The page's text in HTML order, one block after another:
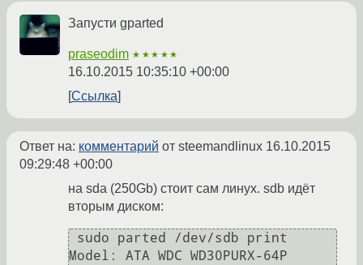
Запусти gparted
praseodim ★★★★★
16.10.2015 10:35:10 +00:00
Ссылка
Ответ на: комментарий от steemandlinux 16.10.2015
09:29:48 +00:00
на sda (250Gb) стоит сам линух. sdb идёт
вторым диском:
Model: ATA WDC WD30PURX-64P